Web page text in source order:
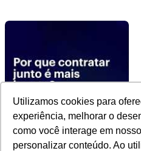
Utilizamos cookies para
experiência, melhorar o
como você interage em
personalizar conteúdo. Ao